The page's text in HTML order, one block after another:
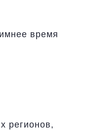
время
регионов,